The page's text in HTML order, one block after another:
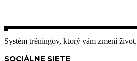
Systém tréningov, ktorý vám zmení život.
SOCIÁLNE SIETE